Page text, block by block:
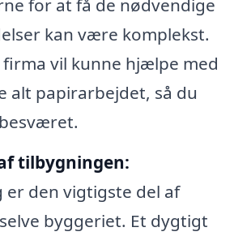
for at få de nødvendige
kan være komplekst.
vil kunne hjælpe med
alt papirarbejdet, så du
tilbygningen:
er den vigtigste del af
byggeriet. Et dygtigt